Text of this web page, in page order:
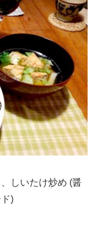
しいたけ炒め (醤
)